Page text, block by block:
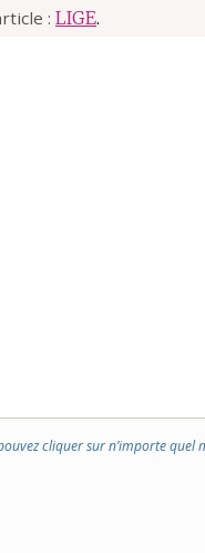
: LIGE.
cliquer sur n’importe